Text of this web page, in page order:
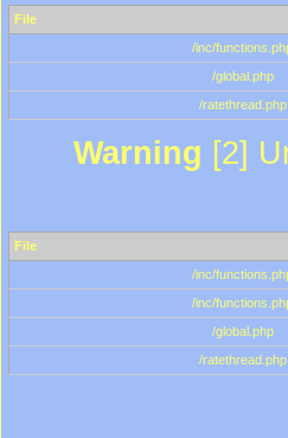
File
/inc/
/global.php
/ratethread.php
Warning [2]
File
/inc/
/inc/
/global.php
/ratethread.php